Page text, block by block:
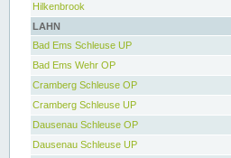
Hilkenbrook
LAHN
Bad Ems Schleuse UP
Bad Ems Wehr OP
Cramberg Schleuse OP
Cramberg Schleuse UP
Dausenau Schleuse OP
Dausenau Schleuse UP